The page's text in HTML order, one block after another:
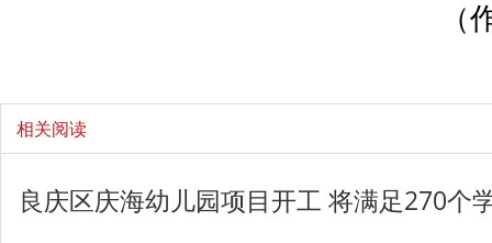
（
相关阅读
良庆区庆海幼儿园项目开工 将满足270个